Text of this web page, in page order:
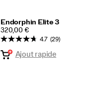
Endorphin Elite 3
PRICE
320,00 €
4.7 (29)
Ajout rapide